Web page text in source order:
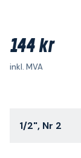
144 kr
inkl. MVA
1/2", Nr 2